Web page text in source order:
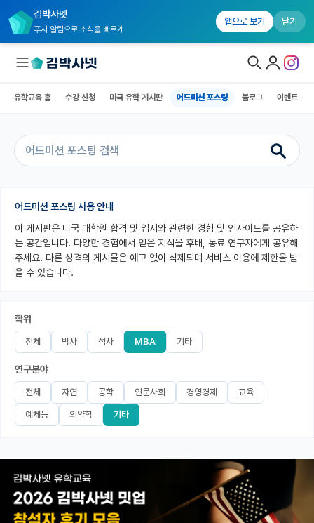
김박사넷
푸시 알림으로 소식을 빠르게
앱으로 보기 닫기
국내대학원 정보
커뮤니티
커리어
유학교육
미국 유학 게시판
어드미션 포스팅
블로그
이벤트
이벤트
반도체 아카데미
유학교육 홈 수강 신청 미국 유학 게시판 어드미션 포스팅 블로그 이벤트
유학교육 홈 어드미션 포스팅 블로그
어드미션 포스팅 사용 안내
이 게시판은 미국 대학원 합격 및 입시와 관련한 경험 및 인사이트를 공유하
는 공간입니다. 다양한 경험에서 얻은 지식을 후배, 동료 연구자에게 공유해
주세요. 다른 성격의 게시물은 예고 없이 삭제되며 서비스 이용에 제한을 받
을 수 있습니다.
학위
전체 박사 석사 MBA 기타
연구분야
전체 자연 공학 인문사회 경영경제 교육
예체능 의약학 기타